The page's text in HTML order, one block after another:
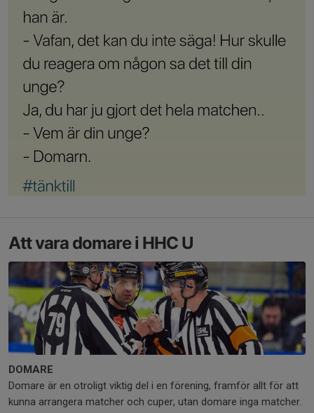
Att vara domare i HHC U
DOMARE
Domare är en otroligt viktig del i en förening, framför allt för att
kunna arrangera matcher och cuper, utan domare inga matcher.